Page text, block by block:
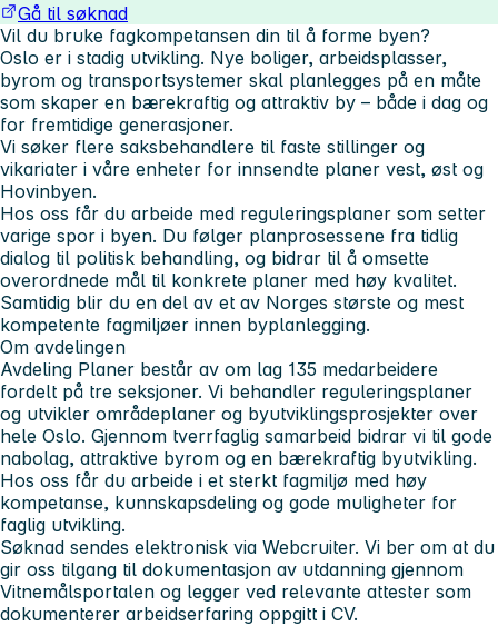
Gå til søknad
Vil du bruke fagkompetansen din til å forme byen?
Oslo er i stadig utvikling. Nye boliger, arbeidsplasser,
byrom og transportsystemer skal planlegges på en måte
som skaper en bærekraftig og attraktiv by – både i dag og
for fremtidige generasjoner.
Vi søker flere saksbehandlere til faste stillinger og
vikariater i våre enheter for innsendte planer vest, øst og
Hovinbyen.
Hos oss får du arbeide med reguleringsplaner som setter
varige spor i byen. Du følger planprosessene fra tidlig
dialog til politisk behandling, og bidrar til å omsette
overordnede mål til konkrete planer med høy kvalitet.
Samtidig blir du en del av et av Norges største og mest
kompetente fagmiljøer innen byplanlegging.
Om avdelingen
Avdeling Planer består av om lag 135 medarbeidere
fordelt på tre seksjoner. Vi behandler reguleringsplaner
og utvikler områdeplaner og byutviklingsprosjekter over
hele Oslo. Gjennom tverrfaglig samarbeid bidrar vi til gode
nabolag, attraktive byrom og en bærekraftig byutvikling.
Hos oss får du arbeide i et sterkt fagmiljø med høy
kompetanse, kunnskapsdeling og gode muligheter for
faglig utvikling.
Søknad sendes elektronisk via Webcruiter. Vi ber om at du
gir oss tilgang til dokumentasjon av utdanning gjennom
Vitnemålsportalen og legger ved relevante attester som
dokumenterer arbeidserfaring oppgitt i CV.